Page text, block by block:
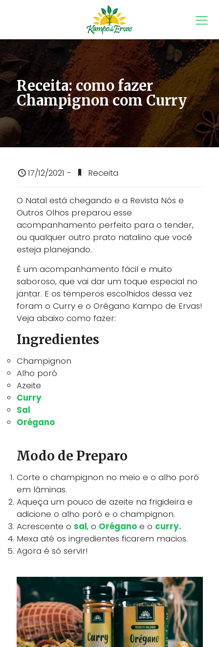
Receita: como fazer
Champignon com Curry
17/12/2021 - Receita
O Natal está chegando e a Revista Nós e
Outros Olhos preparou esse
acompanhamento perfeito para o tender,
ou qualquer outro prato natalino que você
esteja planejando.
É um acompanhamento fácil e muito
saboroso, que vai dar um toque especial no
jantar. E os temperos escolhidos dessa vez
foram o Curry e o Orégano Kampo de Ervas!
Veja abaixo como fazer:
Ingredientes
Champignon
Alho poró
Azeite
Curry
Sal
Orégano
Modo de Preparo
Corte o champignon no meio e o alho poró
em lâminas.
Aqueça um pouco de azeite na frigideira e
adicione o alho poró e o champignon.
Acrescente o sal, o Oréganoe o curry.
Mexa até os ingredientes ficarem macios.
Agora é só servir!